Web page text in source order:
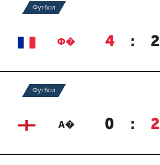
Футбол
Ф� 4 : 2
Футбол
А� 0 : 2